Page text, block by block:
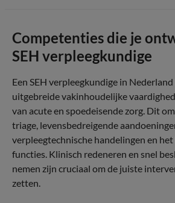
Competenties die je
SEH verpleegkundige
Een SEH verpleegkundige in
uitgebreide vakinhoudelijke
van acute en spoedeisende zorg. Dit
triage, levensbedreigende
verpleegtechnische handelingen en
functies. Klinisch redeneren en snel
nemen zijn cruciaal om de juiste
zetten.